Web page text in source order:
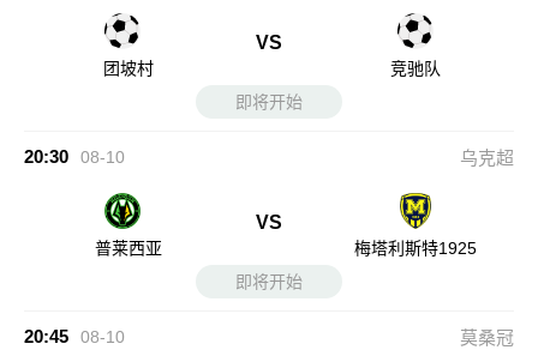
团坡村
VS
竞驰队
即将开始
20:30 08-10 乌克超
普莱西亚
VS
梅塔利斯特1925
即将开始
20:45 08-10 莫桑冠